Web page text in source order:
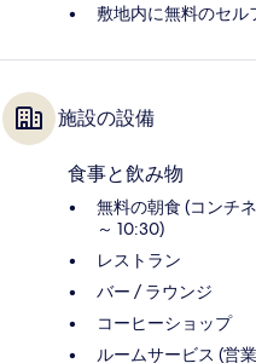
敷地内に無料のセル
施設の設備
食事と飲み物
無料の朝食 (コンチ
～ 10:30)
レストラン
バー / ラウンジ
コーヒーショップ
ルームサービス (営